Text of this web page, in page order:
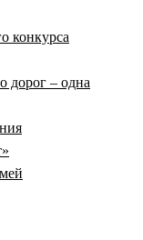
конкурса
дорог – одна